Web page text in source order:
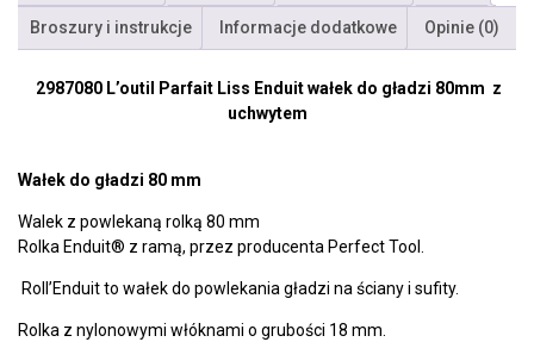
Broszury i instrukcje Informacje dodatkowe Opinie (0)
2987080 L’outil Parfait Liss Enduit wałek do gładzi 80mm z
uchwytem
Wałek do gładzi 80 mm
Walek z powlekaną rolką 80 mm
Rolka Enduit® z ramą, przez producenta Perfect Tool.
Roll’Enduit to wałek do powlekania gładzi na ściany i sufity.
Rolka z nylonowymi włóknami o grubości 18 mm.